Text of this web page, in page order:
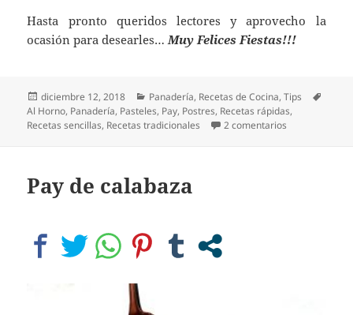
Hasta pronto queridos lectores y aprovecho la
ocasión para desearles…Muy Felices Fiestas!!!
Publicado
el
diciembre 12, 2018 Categorías
Panadería, Recetas de Cocina,Tips
Al Horno, Panadería, Pasteles, Pay, Postres, Recetas rápidas,
Recetas sencillas, Recetas tradicionales 2 comentarios
Pay de calabaza